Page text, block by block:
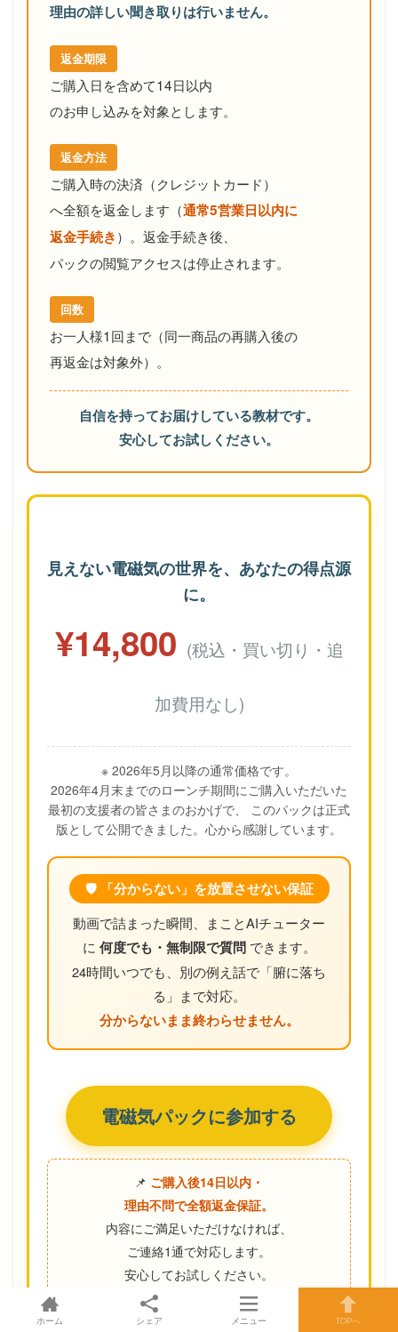
理由の詳しい聞き取りは行いません。
返金期限
ご購入日を含めて14日以内
のお申し込みを対象とします。
返金方法
ご購入時の決済 （クレジットカード）
へ全額を返金します（通常5営業日以内に
返金手続き）。 返金手続き後、
パックの閲覧アクセスは停止されます。
回数
お一人様1回まで （同一商品の再購入後の
再返金は対象外）。
自信を持ってお届けしている教材です。
安心してお試しください。
見えない電磁気の世界を、あなたの得点源
に。
¥14,800 (税込・買い切り・追
加費用なし)
※ 2026年5月以降の通常価格です。
2026年4月末までのローンチ期間にご購入いただいた
最初の支援者の皆さまのおかげで、 このパックは正式
版として公開できました。心から感謝しています。
🛡️ 「分からない」を放置させない保証
動画で詰まった瞬間、まことAIチューター
に 何度でも・無制限で質問できます。
24時間いつでも、別の例え話で「腑に落ち
る」まで対応。
分からないまま終わらせません。
電磁気パックに参加する
📌 ご購入後14日以内 ・
理由不問で全額返金保証。
内容にご満足いただけなければ、
ご連絡1通で対応します。
安心してお試しください。
※お支払い後、すぐにすべての講義とまことAIがご利用い
ホーム シェア メニュー TOPへ